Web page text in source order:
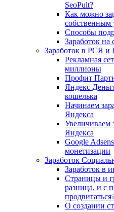
SeoPult?
Как можно
собственным
Способы
Заработок на
Заработок в РСЯ и
Рекламная
миллионы
Профит
Яндекс
кошелька
Начинаем
Яндекса
Увеличиваем
Яндекса
Google
монетизации
Заработок
Заработок в
Страницы и
разница, и с
О создании